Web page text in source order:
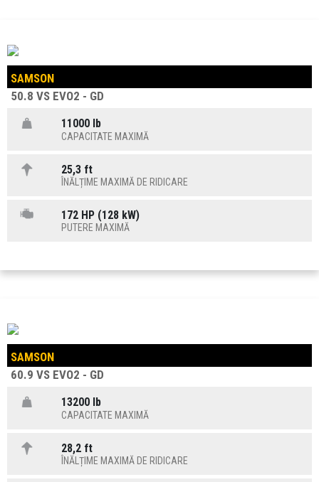
SAMSON
50.8 VS EVO2 - GD
11000 lb
CAPACITATE MAXIMĂ
25,3 ft
ÎNĂLȚIME MAXIMĂ DE RIDICARE
172 HP (128 kW)
PUTERE MAXIMĂ
SAMSON
60.9 VS EVO2 - GD
13200 lb
CAPACITATE MAXIMĂ
28,2 ft
ÎNĂLȚIME MAXIMĂ DE RIDICARE